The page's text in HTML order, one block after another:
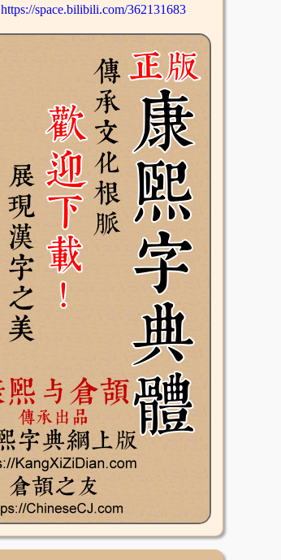
https://space.bilibili.com/362131683